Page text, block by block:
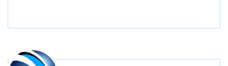
«ТРАСТ»